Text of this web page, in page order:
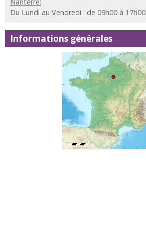
Nanterre:
Du Lundi au Vendredi : de 09h00 à 17h00
Informations générales